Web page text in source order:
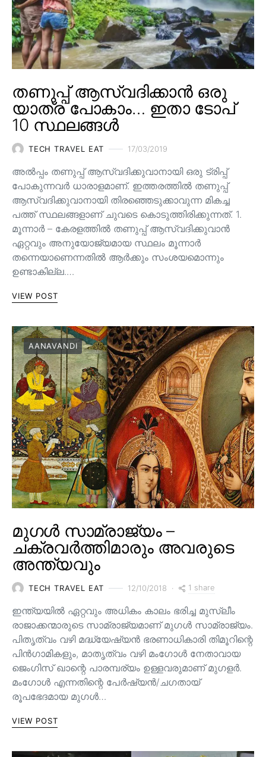
തണുപ്പ് ആസ്വദിക്കാൻ ഒരു
യാത്ര പോകാം… ഇതാ ടോപ്
10 സ്ഥലങ്ങൾ
TECH TRAVEL EAT 17/03/2019
അൽപ്പം തണുപ്പ് ആസ്വദിക്കുവാനായി ഒരു ട്രിപ്പ്
പോകുന്നവർ ധാരാളമാണ്. ഇത്തരത്തിൽ തണുപ്പ്
ആസ്വദിക്കുവാനായി തിരഞ്ഞെടുക്കാവുന്ന മികച്ച
പത്ത് സ്ഥലങ്ങളാണ് ചുവടെ കൊടുത്തിരിക്കുന്നത്. 1.
മൂന്നാർ – കേരളത്തിൽ തണുപ്പ് ആസ്വദിക്കുവാൻ
ഏറ്റവും അനുയോജ്യമായ സ്ഥലം മൂന്നാർ
തന്നെയാണെന്നതിൽ ആർക്കും സംശയമൊന്നും
ഉണ്ടാകില്ല.…
VIEW POST
AANAVANDI
മുഗൾ സാമ്രാജ്യം –
ചക്രവർത്തിമാരും അവരുടെ
അന്ത്യവും
TECH TRAVEL EAT 12/10/2018 1 share
ഇന്ത്യയിൽ ഏറ്റവും അധികം കാലം ഭരിച്ച മുസ്ലീം
രാജാക്കന്മാരുടെ സാമ്രാജ്യമാണ് മുഗൾ സാമ്രാജ്യം.
പിതൃത്വം വഴി മദ്ധ്യേഷ്യൻ ഭരണാധികാരി തിമൂറിന്റെ
പിൻ‌ഗാമികളും, മാതൃത്വം വഴി മംഗോൾ നേതാവായ
ജെംഗിസ് ഖാന്റെ പാരമ്പര്യം ഉള്ളവരുമാണ്‌ മുഗളർ.
മംഗോൾ എന്നതിന്റെ പേർഷ്യൻ/ചഗതായ്
രൂപഭേദമായ മുഗൾ…
VIEW POST